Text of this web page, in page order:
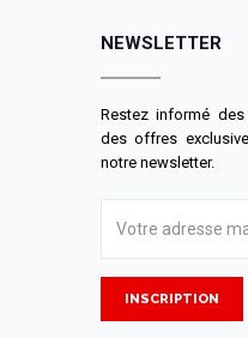
NEWSLETTER
Restez informé
des offres
notre newsletter.
INSCRIPTION